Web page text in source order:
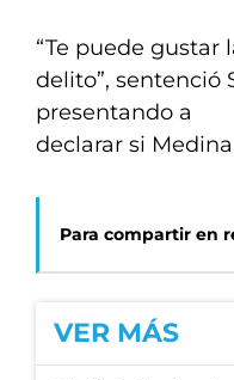
“Te puede gustar
delito”, sentenció
presentando a
declarar si
Para compartir en
VER MÁS